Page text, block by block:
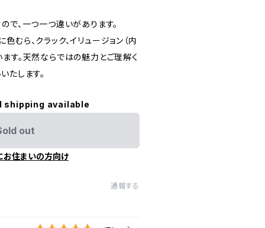
で、一つ一つ違いがあります。
むら、クラック、イリュージョン（内
す。天然ならではの魅力とご理解く
たします。
shipping available
out
お住まいの方向け
通報する